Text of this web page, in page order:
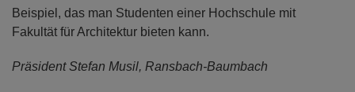
Beispiel, das man Studenten einer Hochschule mit
Fakultät für Architektur bieten kann.
Präsident Stefan Musil, Ransbach-Baumbach